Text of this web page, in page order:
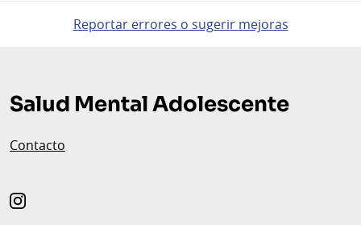
Reportar errores o sugerir mejoras
de
página
Salud Mental Adolescente
Contacto
instagram